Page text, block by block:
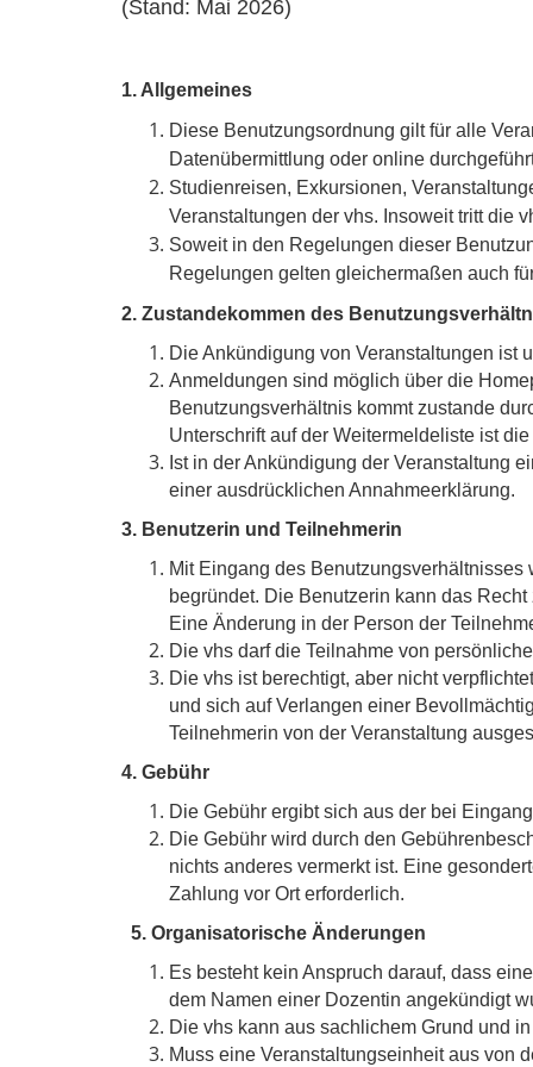
(Stand: Mai 2026)
1. Allgemeines
Diese Benutzungsordnung gilt für alle
Datenübermittlung oder online
Studienreisen, Exkursionen,
Veranstaltungen der vhs. Insoweit tritt die
Soweit in den Regelungen dieser
Regelungen gelten gleichermaßen auch
2. Zustandekommen des
Die Ankündigung von Veranstaltungen ist
Anmeldungen sind möglich über die
Benutzungsverhältnis kommt zustande
Unterschrift auf der Weitermeldeliste ist
Ist in der Ankündigung der Veranstaltung
einer ausdrücklichen Annahmeerklärung.
3. Benutzerin und Teilnehmerin
Mit Eingang des
begründet. Die Benutzerin kann das
Eine Änderung in der Person der
Die vhs darf die Teilnahme von
Die vhs ist berechtigt, aber nicht
und sich auf Verlangen einer
Teilnehmerin von der Veranstaltung
4. Gebühr
Die Gebühr ergibt sich aus der bei
Die Gebühr wird durch den
nichts anderes vermerkt ist. Eine
Zahlung vor Ort erforderlich.
5. Organisatorische Änderungen
Es besteht kein Anspruch darauf, dass
dem Namen einer Dozentin angekündigt
Die vhs kann aus sachlichem Grund und
Muss eine Veranstaltungseinheit aus von